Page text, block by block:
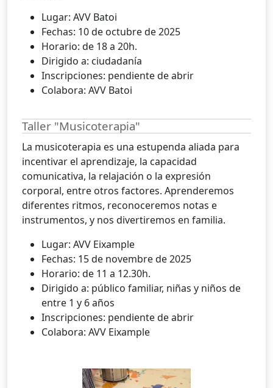
Lugar: AVV Batoi
Fechas: 10 de octubre de 2025
Horario: de 18 a 20h.
Dirigido a: ciudadanía
Inscripciones: pendiente de abrir
Colabora: AVV Batoi
Taller "Musicoterapia"
La musicoterapia es una estupenda aliada para
incentivar el aprendizaje, la capacidad
comunicativa, la relajación o la expresión
corporal, entre otros factores. Aprenderemos
diferentes ritmos, reconoceremos notas e
instrumentos, y nos divertiremos en familia.
Lugar: AVV Eixample
Fechas: 15 de novembre de 2025
Horario: de 11 a 12.30h.
Dirigido a: público familiar, niñas y niños de
entre 1 y 6 años
Inscripciones: pendiente de abrir
Colabora: AVV Eixample